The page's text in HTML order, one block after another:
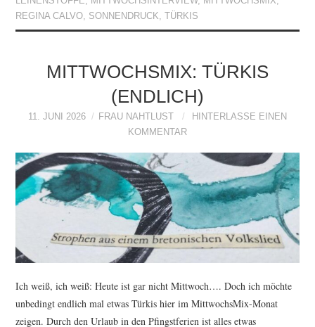
REGINA CALVO, SONNENDRUCK, TÜRKIS
MITTWOCHSMIX: TÜRKIS
(ENDLICH)
11. JUNI 2026 FRAU NAHTLUST
HINTERLASSE EINEN
KOMMENTAR
Ich weiß, ich weiß: Heute ist gar nicht Mittwoch…. Doch ich möchte
unbedingt endlich mal etwas Türkis hier im MittwochsMix-Monat
zeigen. Durch den Urlaub in den Pfingstferien ist alles etwas